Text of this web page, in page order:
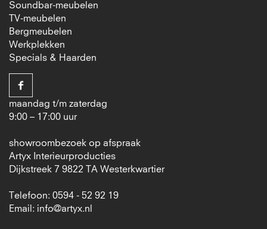
Soundbar-meubelen
TV-meubelen
Bergmeubelen
Werkplekken
Specials & Haarden
maandag t/m zaterdag
9:00 – 17:00 uur
showroombezoek op afspraak
Artyx Interieurproducties
Dijkstreek 7 9822 TA Westerkwartier
Telefoon: 0594 - 52 92 19
Email: info@artyx.nl